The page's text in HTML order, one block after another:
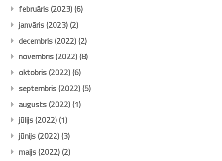
februāris (2023)(6)
janvāris (2023)(2)
decembris (2022)(2)
novembris (2022)(8)
oktobris (2022)(6)
septembris (2022)(5)
augusts (2022)(1)
jūlijs (2022)(1)
jūnijs (2022)(3)
maijs (2022)(2)